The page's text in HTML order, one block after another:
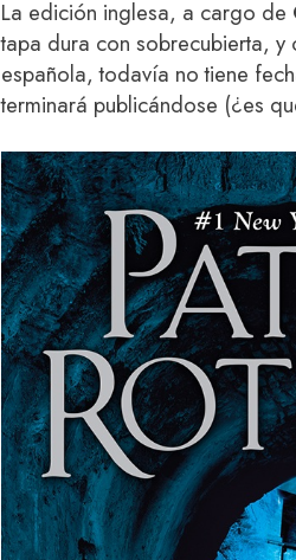
La edición inglesa, a cargo de
tapa dura con sobrecubierta,
española, todavía no tiene
terminará publicándose (¿es